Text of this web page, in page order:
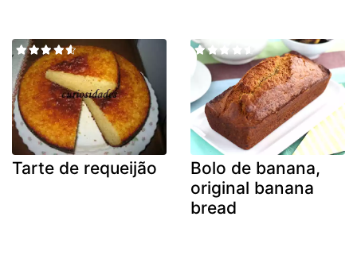
Tarte de requeijão
Bolo de banana,
original banana
bread